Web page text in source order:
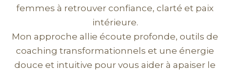
femmes à retrouver confiance, clarté et paix
intérieure.
Mon approche allie écoute profonde, outils de
coaching transformationnels et une énergie
douce et intuitive pour vous aider à apaiser le